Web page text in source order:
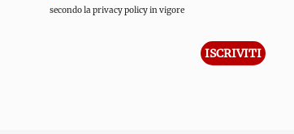
secondo la privacy policy in vigore